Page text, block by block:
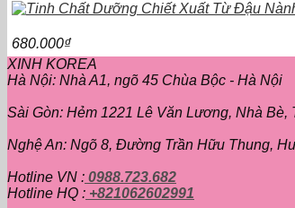
680.000₫
XINH KOREA
Hà Nội: Nhà A1, ngõ 45 Chùa Bộc - Hà Nội
Sài Gòn: Hẻm 1221 Lê Văn Lương, Nhà Bè,
Nghệ An: Ngõ 8, Đường Trần Hữu Thung,
Hotline VN : 0988.723.682
Hotline HQ : +821062602991